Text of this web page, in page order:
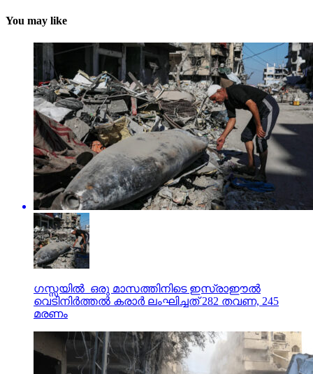
You may like
ഗസ്സയില്‍ ഒരു മാസത്തിനിടെ ഇസ്രാഈല്‍
വെടിനിര്‍ത്തല്‍ കരാര്‍ ലംഘിച്ചത് 282 തവണ, 245
മരണം